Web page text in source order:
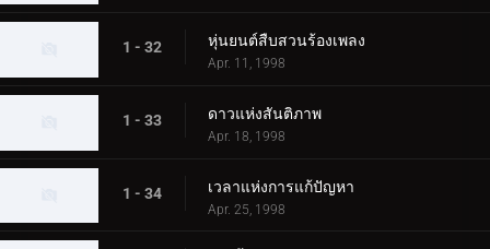
1 - 32 หุ่นยนต์สืบสวนร้องเพลง
Apr. 11, 1998
1 - 33 ดาวแห่งสันติภาพ
Apr. 18, 1998
1 - 34 เวลาแห่งการแก้ปัญหา
Apr. 25, 1998